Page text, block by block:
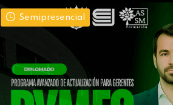
Semipresencial